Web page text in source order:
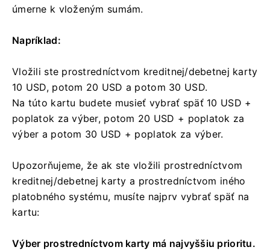
úmerne k vloženým sumám.
Napríklad:
Vložili ste prostredníctvom kreditnej/debetnej karty
10 USD, potom 20 USD a potom 30 USD.
Na túto kartu budete musieť vybrať späť 10 USD +
poplatok za výber, potom 20 USD + poplatok za
výber a potom 30 USD + poplatok za výber.
Upozorňujeme, že ak ste vložili prostredníctvom
kreditnej/debetnej karty a prostredníctvom iného
platobného systému, musíte najprv vybrať späť na
kartu:
Výber prostredníctvom karty má najvyššiu prioritu.